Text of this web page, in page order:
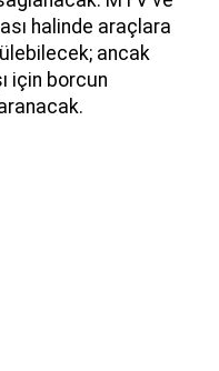
halinde araçlara
ancak
için borcun